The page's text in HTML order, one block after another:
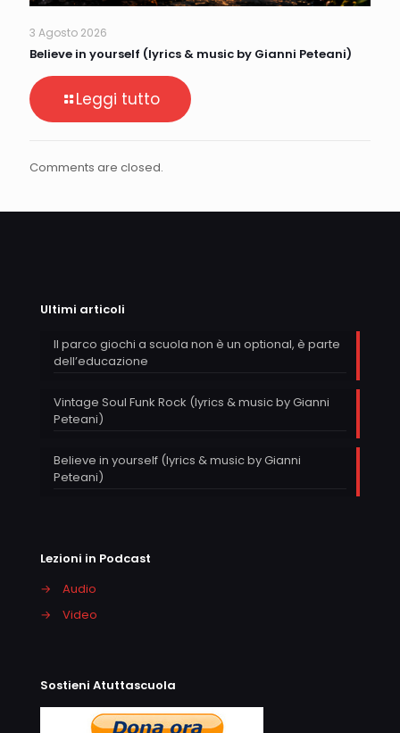
3 Agosto 2026
Believe in yourself (lyrics & music by Gianni Peteani)
Leggi tutto
Comments are closed.
Ultimi articoli
Il parco giochi a scuola non è un optional, è parte
dell’educazione
Vintage Soul Funk Rock (lyrics & music by Gianni
Peteani)
Believe in yourself (lyrics & music by Gianni
Peteani)
Lezioni in Podcast
→
Audio
→
Video
Sostieni Atuttascuola